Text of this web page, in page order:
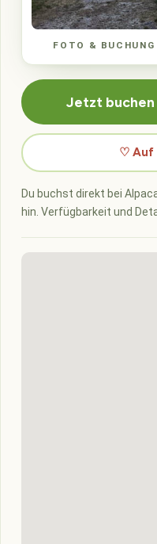
FOTO &
Jetzt buchen
♡ Auf
Du buchst direkt bei
hin. Verfügbarkeit und